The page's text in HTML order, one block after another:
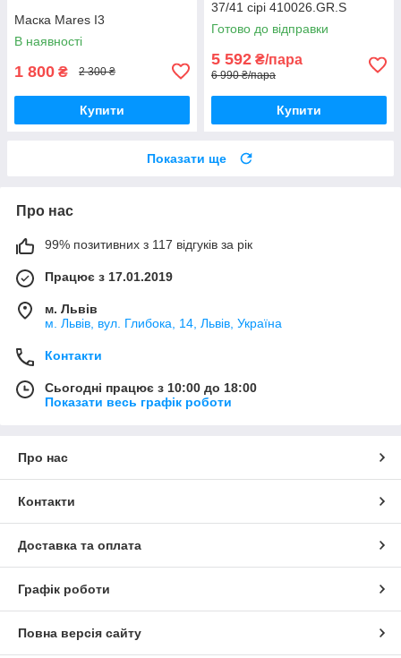
Маска Mares I3
В наявності
1 800 ₴ 2 300 ₴
Купити
37/41 сірі 410026.GR.S
Готово до відправки
5 592 ₴/пара
6 990 ₴/пара
Купити
Показати ще
Про нас
99% позитивних з 117 відгуків за рік
Працює з 17.01.2019
м. Львів
м. Львів, вул. Глибока, 14, Львів, Україна
Контакти
Сьогодні працює з 10:00 до 18:00
Показати весь графік роботи
Про нас
Контакти
Доставка та оплата
Графік роботи
Повна версія сайту